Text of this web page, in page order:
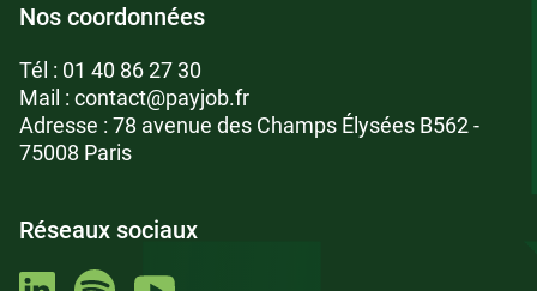
Nos coordonnées
Tél : 01 40 86 27 30
Mail : contact@payjob.fr
Adresse : 78 avenue des Champs Élysées B562 -
75008 Paris
Réseaux sociaux